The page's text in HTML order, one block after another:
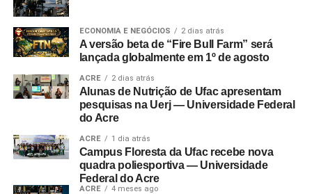
ECONOMIA E NEGÓCIOS 2 dias atrás
A versão beta de “Fire Bull Farm” será
lançada globalmente em 1º de agosto
ACRE 2 dias atrás
Alunas de Nutrição de Ufac apresentam
pesquisas na Uerj — Universidade Federal
do Acre
ACRE 1 dia atrás
Campus Floresta da Ufac recebe nova
quadra poliesportiva — Universidade
Federal do Acre
ACRE 4 meses ago